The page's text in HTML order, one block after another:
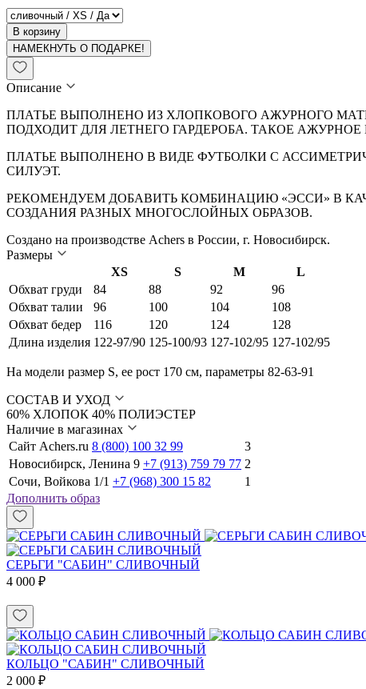
В корзину
НАМЕКНУТЬ О ПОДАРКЕ!
Описание
ПЛАТЬЕ ВЫПОЛНЕНО ИЗ ХЛОПКОВОГО АЖУРНОГО
ПОДХОДИТ ДЛЯ ЛЕТНЕГО ГАРДЕРОБА. ТАКОЕ
ПЛАТЬЕ ВЫПОЛНЕНО В ВИДЕ ФУТБОЛКИ С
СИЛУЭТ.
РЕКОМЕНДУЕМ ДОБАВИТЬ КОМБИНАЦИЮ «ЭССИ» В
СОЗДАНИЯ РАЗНЫХ МНОГОСЛОЙНЫХ ОБРАЗОВ.
Создано на производстве Achers в России, г. Новосибирск.
Размеры
XS
S M
L
Обхват груди
84 88 92
96
Обхват талии
96 100 104
108
Обхват бедер
116 120 124
128
Длина изделия 122-97/90 125-100/93 127-102/95 127-102/95
На модели размер S, ее рост 170 см, параметры 82-63-91
СОСТАВ И УХОД
60% ХЛОПОК 40% ПОЛИЭСТЕР
Наличие в магазинах
Сайт Achers.ru 8 (800) 100 32 99
3
Новосибирск, Ленина 9 +7 (913) 759 79 77 2
Сочи, Войкова 1/1 +7 (968) 300 15 82
1
Дополнить образ
СЕРЬГИ "САБИН" СЛИВОЧНЫЙ
4 000 ₽
КОЛЬЦО "САБИН" СЛИВОЧНЫЙ
2 000 ₽